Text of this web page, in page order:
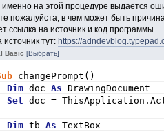
именно на этой процедуре выдается
пожалуйста, в чем может быть
ссылка на источник и код программы
источник тут:https://
Basic[Выбрать]
changePrompt()
Dim doc As DrawingDocument
Set doc =
Dim tb As TextBox